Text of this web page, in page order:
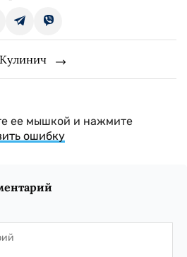
ее мышкой и нажмите
ошибку